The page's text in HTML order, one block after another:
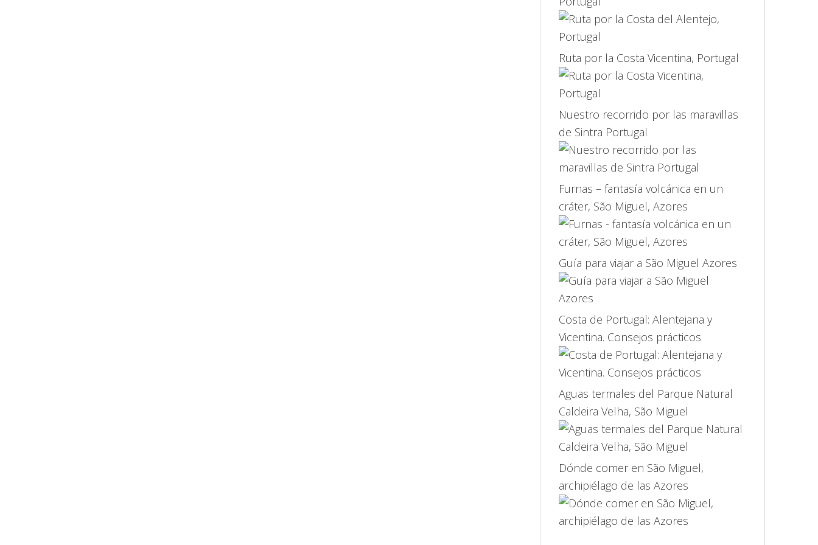
Ruta por la Costa Vicentina, Portugal
Nuestro recorrido por las maravillas
de Sintra Portugal
Furnas – fantasía volcánica en un
cráter, São Miguel, Azores
Guía para viajar a São Miguel Azores
Costa de Portugal: Alentejana y
Vicentina. Consejos prácticos
Aguas termales del Parque Natural
Caldeira Velha, São Miguel
Dónde comer en São Miguel,
archipiélago de las Azores